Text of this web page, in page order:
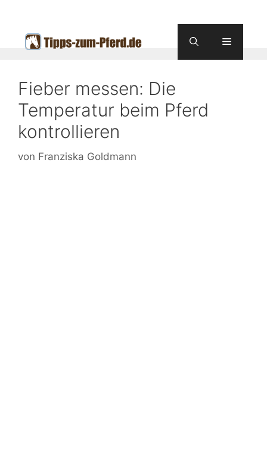
springen
Menü
Fieber messen: Die
Temperatur beim Pferd
kontrollieren
von Franziska Goldmann